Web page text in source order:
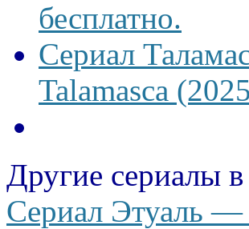
бесплатно.
Сериал
Talamasca
Другие сериалы в
Сериал Этуаль —